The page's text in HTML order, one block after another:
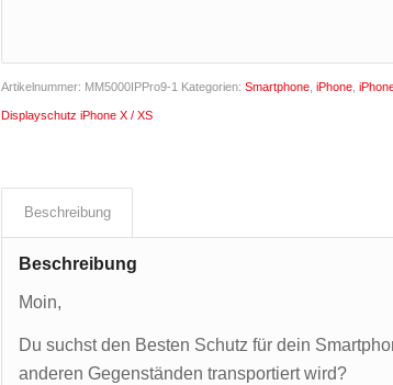
Artikelnummer: MM5000IPPro9-1 Kategorien:Smartphone ,iPhone ,
Displayschutz iPhone X / XS
Beschreibung
Beschreibung
Moin,
Du suchst den Besten Schutz für dein
anderen Gegenständen transportiert wird?